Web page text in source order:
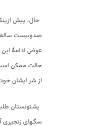
حال، پیش
صدوبیست ساله
عوض ادامۀ
حالت ممکن است
از شر ایشان خود
پشتونستان
سگهای زنجیری